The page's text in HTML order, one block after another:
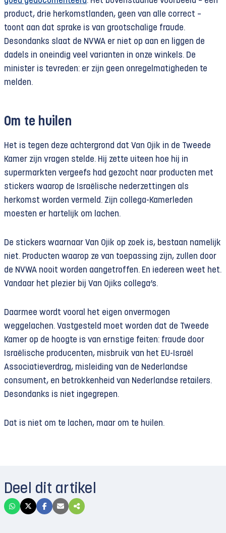
product, drie herkomstlanden, geen van alle correct –
toont aan dat sprake is van grootschalige fraude.
Desondanks slaat de NVWA er niet op aan en liggen de
dadels in oneindig veel varianten in onze winkels. De
minister is tevreden: er zijn geen onregelmatigheden te
melden.
Om te huilen
Het is tegen deze achtergrond dat Van Ojik in de Tweede
Kamer zijn vragen stelde. Hij zette uiteen hoe hij in
supermarkten vergeefs had gezocht naar producten met
stickers waarop de Israëlische nederzettingen als
herkomst worden vermeld. Zijn collega-Kamerleden
moesten er hartelijk om lachen.
De stickers waarnaar Van Ojik op zoek is, bestaan namelijk
niet. Producten waarop ze van toepassing zijn, zullen door
de NVWA nooit worden aangetroffen. En iedereen weet het.
Vandaar het plezier bij Van Ojiks collega’s.
Daarmee wordt vooral het eigen onvermogen
weggelachen. Vastgesteld moet worden dat de Tweede
Kamer op de hoogte is van ernstige feiten: fraude door
Israëlische producenten, misbruik van het EU-Israël
Associatieverdrag, misleiding van de Nederlandse
consument, en betrokkenheid van Nederlandse retailers.
Desondanks is niet ingegrepen.
Dat is niet om te lachen, maar om te huilen.
Deel dit artikel